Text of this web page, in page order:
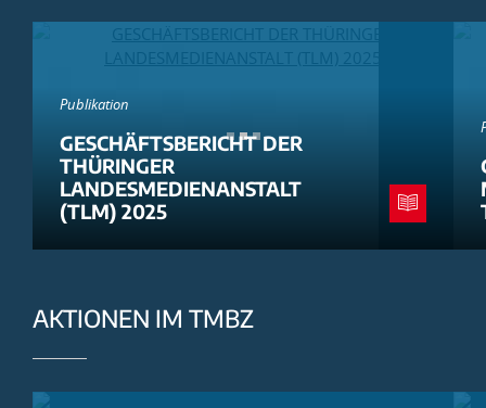
Publikation
GESCHÄFTSBERICHT DER
THÜRINGER
LANDESMEDIENANSTALT
(TLM) 2025
AKTIONEN IM TMBZ